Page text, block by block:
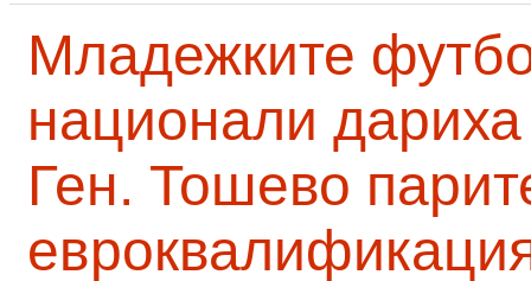
Младежките
национали
Ген. Тошево